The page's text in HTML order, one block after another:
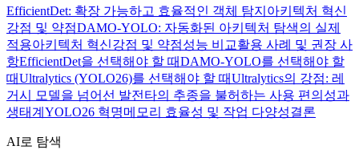
EfficientDet: 확장 가능하고 효율적인 객체 탐지 아키텍처 혁신
강점 및 약점DAMO-YOLO: 자동화된 아키텍처 탐색의 실제
적용아키텍처 혁신강점 및 약점성능 비교활용 사례 및 권장 사
항EfficientDet을 선택해야 할 때DAMO-YOLO를 선택해야 할
때Ultralytics (YOLO26)를 선택해야 할 때Ultralytics의 강점: 레
거시 모델을 넘어선 발전 타의 추종을 불허하는 사용 편의성과
생태계 YOLO26 혁명메모리 효율성 및 작업 다양성결론
AI로 탐색